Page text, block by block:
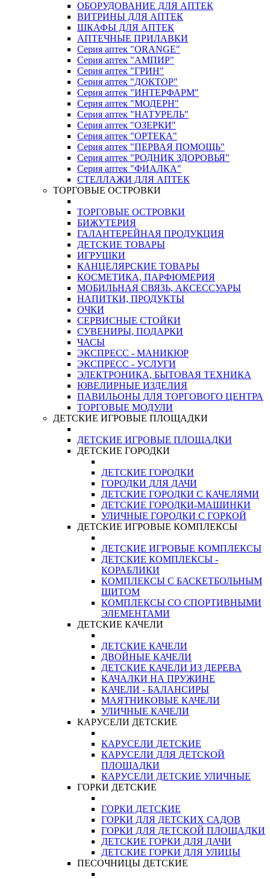
ОБОРУДОВАНИЕ ДЛЯ АПТЕК
ВИТРИНЫ ДЛЯ АПТЕК
ШКАФЫ ДЛЯ АПТЕК
АПТЕЧНЫЕ ПРИЛАВКИ
Серия аптек "ORANGE"
Серия аптек "АМПИР"
Серия аптек "ГРИН"
Серия аптек "ДОКТОР"
Серия аптек "ИНТЕРФАРМ"
Серия аптек "МОДЕРН"
Серия аптек "НАТУРЕЛЬ"
Серия аптек "ОЗЕРКИ"
Серия аптек "ОРТЕКА"
Серия аптек "ПЕРВАЯ ПОМОЩЬ"
Серия аптек "РОДНИК ЗДОРОВЬЯ"
Серия аптек "ФИАЛКА"
СТЕЛЛАЖИ ДЛЯ АПТЕК
ТОРГОВЫЕ ОСТРОВКИ
ТОРГОВЫЕ ОСТРОВКИ
БИЖУТЕРИЯ
ГАЛАНТЕРЕЙНАЯ ПРОДУКЦИЯ
ДЕТСКИЕ ТОВАРЫ
ИГРУШКИ
КАНЦЕЛЯРСКИЕ ТОВАРЫ
КОСМЕТИКА, ПАРФЮМЕРИЯ
МОБИЛЬНАЯ СВЯЗЬ, АКСЕССУАРЫ
НАПИТКИ, ПРОДУКТЫ
ОЧКИ
СЕРВИСНЫЕ СТОЙКИ
СУВЕНИРЫ, ПОДАРКИ
ЧАСЫ
ЭКСПРЕСС - МАНИКЮР
ЭКСПРЕСС - УСЛУГИ
ЭЛЕКТРОНИКА, БЫТОВАЯ ТЕХНИКА
ЮВЕЛИРНЫЕ ИЗДЕЛИЯ
ПАВИЛЬОНЫ ДЛЯ ТОРГОВОГО ЦЕНТРА
ТОРГОВЫЕ МОДУЛИ
ДЕТСКИЕ ИГРОВЫЕ ПЛОЩАДКИ
ДЕТСКИЕ ИГРОВЫЕ ПЛОЩАДКИ
ДЕТСКИЕ ГОРОДКИ
ДЕТСКИЕ ГОРОДКИ
ГОРОДКИ ДЛЯ ДАЧИ
ДЕТСКИЕ ГОРОДКИ С КАЧЕЛЯМИ
ДЕТСКИЕ ГОРОДКИ-МАШИНКИ
УЛИЧНЫЕ ГОРОДКИ С ГОРКОЙ
ДЕТСКИЕ ИГРОВЫЕ КОМПЛЕКСЫ
ДЕТСКИЕ ИГРОВЫЕ КОМПЛЕКСЫ
ДЕТСКИЕ КОМПЛЕКСЫ -
КОРАБЛИКИ
КОМПЛЕКСЫ С БАСКЕТБОЛЬНЫМ
ЩИТОМ
КОМПЛЕКСЫ СО СПОРТИВНЫМИ
ЭЛЕМЕНТАМИ
ДЕТСКИЕ КАЧЕЛИ
ДЕТСКИЕ КАЧЕЛИ
ДВОЙНЫЕ КАЧЕЛИ
ДЕТСКИЕ КАЧЕЛИ ИЗ ДЕРЕВА
КАЧАЛКИ НА ПРУЖИНЕ
КАЧЕЛИ - БАЛАНСИРЫ
МАЯТНИКОВЫЕ КАЧЕЛИ
УЛИЧНЫЕ КАЧЕЛИ
КАРУСЕЛИ ДЕТСКИЕ
КАРУСЕЛИ ДЕТСКИЕ
КАРУСЕЛИ ДЛЯ ДЕТСКОЙ
ПЛОЩАДКИ
КАРУСЕЛИ ДЕТСКИЕ УЛИЧНЫЕ
ГОРКИ ДЕТСКИЕ
ГОРКИ ДЕТСКИЕ
ГОРКИ ДЛЯ ДЕТСКИХ САДОВ
ГОРКИ ДЛЯ ДЕТСКОЙ ПЛОЩАДКИ
ДЕТСКИЕ ГОРКИ ДЛЯ ДАЧИ
ДЕТСКИЕ ГОРКИ ДЛЯ УЛИЦЫ
ПЕСОЧНИЦЫ ДЕТСКИЕ